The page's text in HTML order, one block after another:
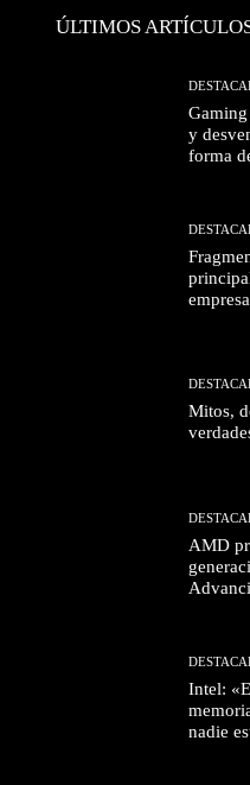
ÚLTIMOS
y
forma
Mitos,
AMD
Intel:
nadie